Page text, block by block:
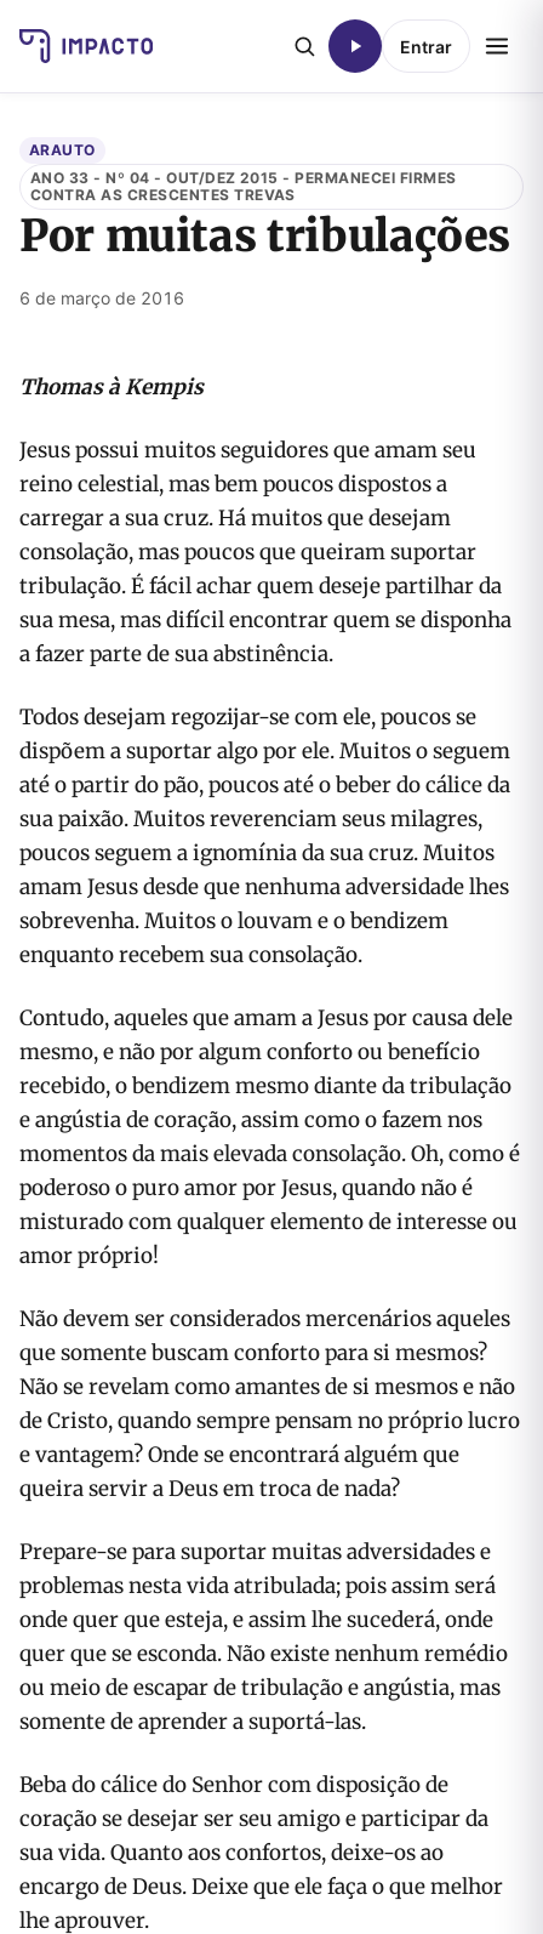
Entrar
ARAUTO
ANO 33 - Nº 04 - OUT/DEZ 2015 - PERMANECEI FIRMES
CONTRA AS CRESCENTES TREVAS
Por muitas tribulações
6 de março de 2016
Thomas à Kempis
Jesus possui muitos seguidores que amam seu
reino celestial, mas bem poucos dispostos a
carregar a sua cruz. Há muitos que desejam
consolação, mas poucos que queiram suportar
tribulação. É fácil achar quem deseje partilhar da
sua mesa, mas difícil encontrar quem se disponha
a fazer parte de sua abstinência.
Todos desejam regozijar-se com ele, poucos se
dispõem a suportar algo por ele. Muitos o seguem
até o partir do pão, poucos até o beber do cálice da
sua paixão. Muitos reverenciam seus milagres,
poucos seguem a ignomínia da sua cruz. Muitos
amam Jesus desde que nenhuma adversidade lhes
sobrevenha. Muitos o louvam e o bendizem
enquanto recebem sua consolação.
Contudo, aqueles que amam a Jesus por causa dele
mesmo, e não por algum conforto ou benefício
recebido, o bendizem mesmo diante da tribulação
e angústia de coração, assim como o fazem nos
momentos da mais elevada consolação. Oh, como é
poderoso o puro amor por Jesus, quando não é
misturado com qualquer elemento de interesse ou
amor próprio!
Não devem ser considerados mercenários aqueles
que somente buscam conforto para si mesmos?
Não se revelam como amantes de si mesmos e não
de Cristo, quando sempre pensam no próprio lucro
e vantagem? Onde se encontrará alguém que
queira servir a Deus em troca de nada?
Prepare-se para suportar muitas adversidades e
problemas nesta vida atribulada; pois assim será
onde quer que esteja, e assim lhe sucederá, onde
quer que se esconda. Não existe nenhum remédio
ou meio de escapar de tribulação e angústia, mas
somente de aprender a suportá-las.
Beba do cálice do Senhor com disposição de
coração se desejar ser seu amigo e participar da
sua vida. Quanto aos confortos, deixe-os ao
encargo de Deus. Deixe que ele faça o que melhor
lhe aprouver.